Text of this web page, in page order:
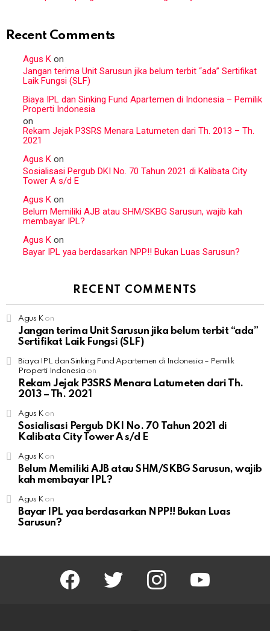
Recent Comments
Agus K on
Jangan terima Unit Sarusun jika belum terbit “ada” Sertifikat
Laik Fungsi (SLF)
Biaya IPL dan Sinking Fund Apartemen di Indonesia – Pemilik
Properti Indonesia
on
Rekam Jejak P3SRS Menara Latumeten dari Th. 2013 – Th.
2021
Agus K on
Sosialisasi Pergub DKI No. 70 Tahun 2021 di Kalibata City
Tower A s/d E
Agus K on
Belum Memiliki AJB atau SHM/SKBG Sarusun, wajib kah
membayar IPL?
Agus K on
Bayar IPL yaa berdasarkan NPP!! Bukan Luas Sarusun?
RECENT COMMENTS
Agus Kon
Jangan terima Unit Sarusun jika belum terbit “ada”
Sertifikat Laik Fungsi (SLF)
Biaya IPL dan Sinking Fund Apartemen di Indonesia – Pemilik
Properti Indonesia on
Rekam Jejak P3SRS Menara Latumeten dari Th.
2013 – Th. 2021
Agus Kon
Sosialisasi Pergub DKI No. 70 Tahun 2021 di
Kalibata City Tower A s/d E
Agus Kon
Belum Memiliki AJB atau SHM/SKBG Sarusun, wajib
kah membayar IPL?
Agus Kon
Bayar IPL yaa berdasarkan NPP!! Bukan Luas
Sarusun?
facebook twitter instagram youtube